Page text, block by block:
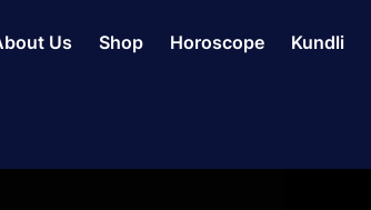
Us Shop Horoscope Kundli